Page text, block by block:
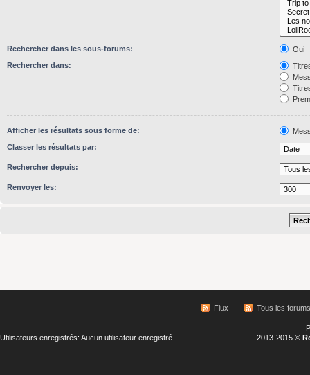
Rechercher dans les sous-forums:
Oui
Rechercher dans:
Afficher les résultats sous forme de:
Classer les résultats par:
Rechercher depuis:
Renvoyer les:
Flux Tous les forums
Utilisateurs enregistrés: Aucun utilisateur enregistré
2013-2015 ©